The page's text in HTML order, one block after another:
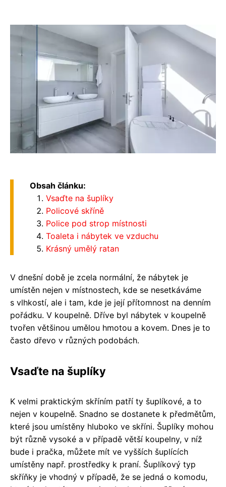
Obsah článku:
Vsaďte na šuplíky
Policové skříně
Police pod strop místnosti
Toaleta i nábytek ve vzduchu
Krásný umělý ratan
V dnešní době je zcela normální, že nábytek je
umístěn nejen v místnostech, kde se nesetkáváme
s vlhkostí, ale i tam, kde je její přítomnost na denním
pořádku. V koupelně. Dříve byl nábytek v koupelně
tvořen většinou umělou hmotou a kovem. Dnes je to
často dřevo v různých podobách.
Vsaďte na šuplíky
K velmi praktickým skříním patří ty šuplíkové, a to
nejen v koupelně. Snadno se dostanete k předmětům,
které jsou umístěny hluboko ve skříni. Šuplíky mohou
být různě vysoké a v případě větší koupelny, v níž
bude i pračka, můžete mít ve vyšších šuplících
umístěny např. prostředky k praní. Šuplíkový typ
skříňky je vhodný v případě, že se jedná o komodu,